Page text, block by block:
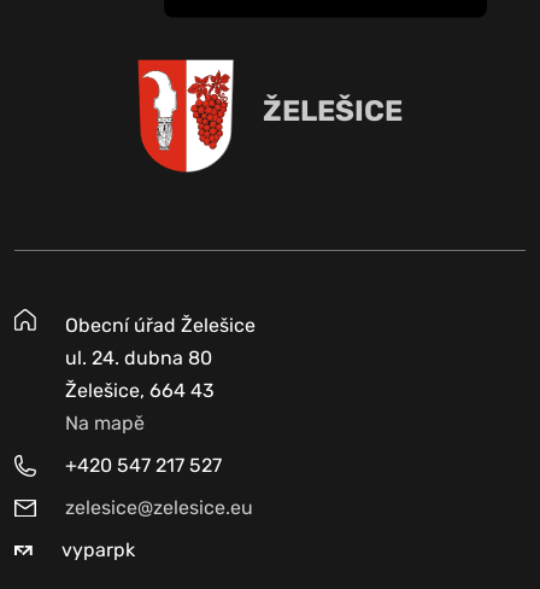
ŽELEŠICE
Obecní úřad Želešice
ul. 24. dubna 80
Želešice, 664 43
Na mapě
+420 547 217 527
zelesice@zelesice.eu
vyparpk